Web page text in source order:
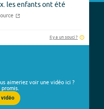
les enfants ont été
Il y a un souci ?
aimeriez voir une vidéo ici ?
vidéo